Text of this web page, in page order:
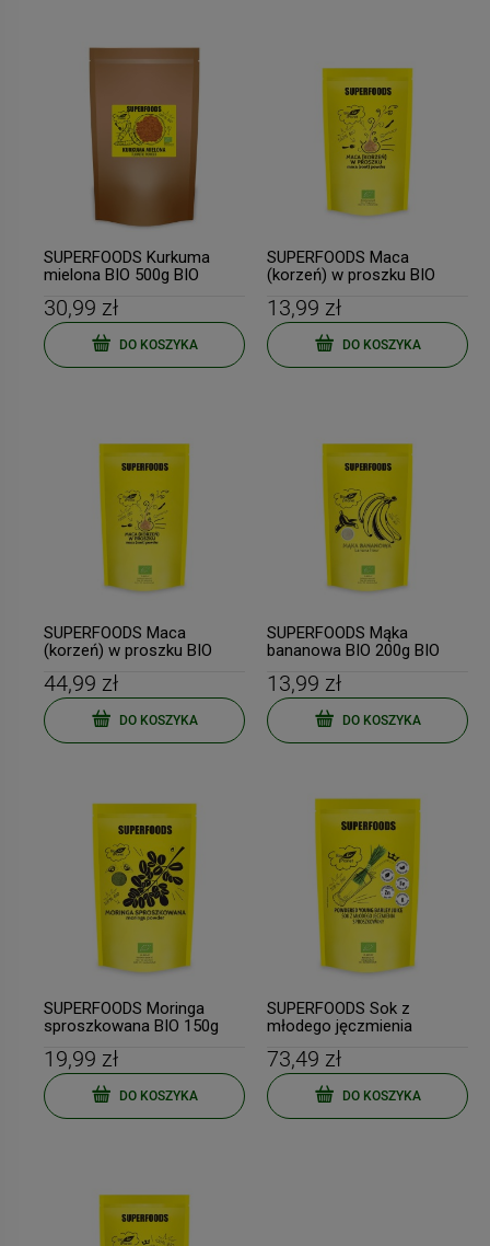
SUPERFOODS Kurkuma
mielona BIO 500g BIO
30,99 zł
DO KOSZYKA
SUPERFOODS Maca
(korzeń) w proszku BIO
13,99 zł
DO KOSZYKA
SUPERFOODS Maca
(korzeń) w proszku BIO
44,99 zł
DO KOSZYKA
SUPERFOODS Mąka
bananowa BIO 200g BIO
13,99 zł
DO KOSZYKA
SUPERFOODS Moringa
sproszkowana BIO 150g
19,99 zł
DO KOSZYKA
SUPERFOODS Sok z
młodego jęczmienia
BIO PLANET
73,49 zł
DO KOSZYKA